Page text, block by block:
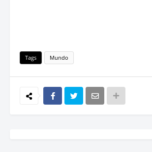
Tags Mundo